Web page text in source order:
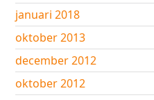
januari 2018
oktober 2013
december 2012
oktober 2012